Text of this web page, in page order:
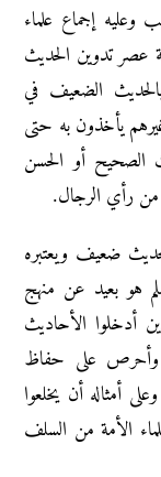
وعليه إجماع علماء
عصر تدوين الحديث
الضعيف في
يأخذون به حتى
الصحيح أو الحسن
رأي الرجال.
ضعيف ويعتبره
هو بعيد عن منهج
أدخلوا الأحاديث
وأحرص على حفاظ
أمثاله أن يخلعوا
الأمة من السلف